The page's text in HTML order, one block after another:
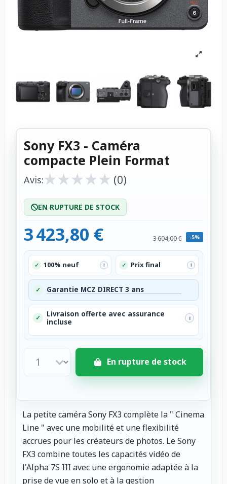
Sony FX3 - Caméra
compacte Plein Format
Avis:★
★★
★★
★★
★★
★ (0)
EN RUPTURE DE STOCK
3 423,80 € 3 604,00 € -5%
✓ 100% neuf i ✓ Prix final i
✓ Garantie MCZ DIRECT 3 ans
✓
Livraison offerte avec assurance
incluse
i
En rupture de stock
La petite caméra Sony FX3 complète la " Cinema
Line " avec une mobilité et une flexibilité
accrues pour les créateurs de photos. Le Sony
FX3 combine toutes les capacités vidéo de
l'Alpha 7S III avec une ergonomie adaptée à la
prise de vue en solo et à la gestion